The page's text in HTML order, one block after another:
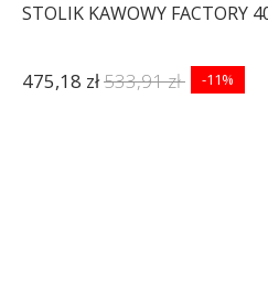
STOLIK KAWOWY FACTORY
475,18 zł533,91 zł -11%